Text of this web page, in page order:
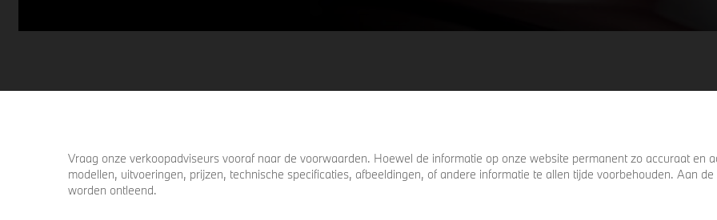
Vraag onze verkoopadviseurs vooraf naar de voorwaarden. Hoewel de informatie op onze website permanent zo accuraat en
modellen, uitvoeringen, prijzen, technische specificaties, afbeeldingen, of andere informatie te allen tijde voorbehouden. Aan
worden ontleend.